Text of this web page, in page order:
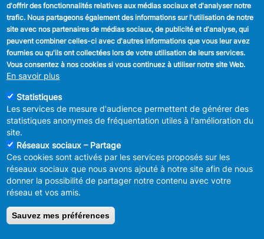
SUIVEZ NOUS
Facebook
Linkedin
MENU
FOOTER
LEGAL
Déclaration de confidentialité
Déclaration d'accessibilité
modération des réseaux sociaux
d'offrir des fonctionnalités relatives aux médias sociaux et d'analyser notre
trafic. Nous partageons également des informations sur l'utilisation de notre
site avec nos partenaires de médias sociaux, de publicité et d'analyse, qui
peuvent combiner celles-ci avec d'autres informations que vous leur avez
fournies ou qu'ils ont collectées lors de votre utilisation de leurs services.
Vous consentez à nos cookies si vous continuez à utiliser notre site Web.
En savoir plus
Statistiques
Les services de mesure d'audience permettent de générer des
statistiques anonymes de fréquentation utiles à l'amélioration du
site.
Réseaux sociaux – Partage
Ces cookies sont activés par les services proposés sur les
réseaux sociaux que nous avons ajouté à notre site afin de nous
donner la possibilité de partager notre contenu avec votre
réseau et vos amis.
Sauvez mes préférences